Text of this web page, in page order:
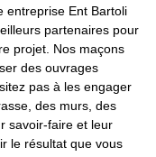
entreprise Ent Bartoli
partenaires pour
projet. Nos maçons
des ouvrages
pas à les engager
des murs, des
savoir-faire et leur
le résultat que vous